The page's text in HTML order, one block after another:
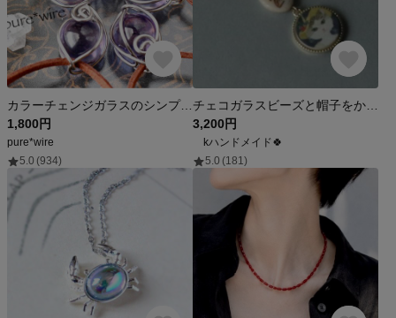
カラーチェンジガラスのシンプルワイヤーペンダント
1,800円
pure*wire
5.0 (934)
3,200円
kハンドメイド🍀
5.0 (181)